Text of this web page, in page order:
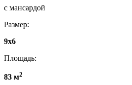
с мансардой
Размер:
9x6
Площадь:
83 м2